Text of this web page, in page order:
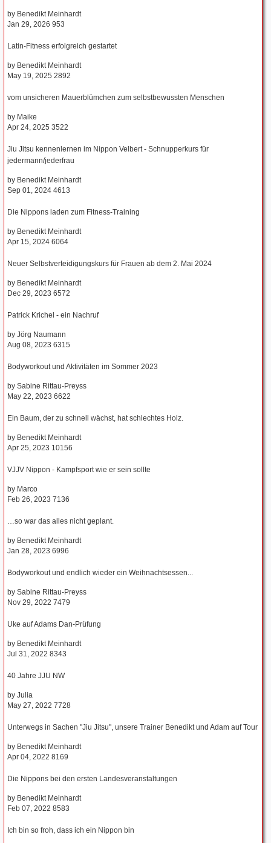
by Benedikt Meinhardt
Jan 29, 2026 953
Latin-Fitness erfolgreich gestartet
by Benedikt Meinhardt
May 19, 2025 2892
vom unsicheren Mauerblümchen zum selbstbewussten Menschen
by Maike
Apr 24, 2025 3522
Jiu Jitsu kennenlernen im Nippon Velbert - Schnupperkurs für
jedermann/jederfrau
by Benedikt Meinhardt
Sep 01, 2024 4613
Die Nippons laden zum Fitness-Training
by Benedikt Meinhardt
Apr 15, 2024 6064
Neuer Selbstverteidigungskurs für Frauen ab dem 2. Mai 2024
by Benedikt Meinhardt
Dec 29, 2023 6572
Patrick Krichel - ein Nachruf
by Jörg Naumann
Aug 08, 2023 6315
Bodyworkout und Aktivitäten im Sommer 2023
by Sabine Rittau-Preyss
May 22, 2023 6622
Ein Baum, der zu schnell wächst, hat schlechtes Holz.
by Benedikt Meinhardt
Apr 25, 2023 10156
VJJV Nippon - Kampfsport wie er sein sollte
by Marco
Feb 26, 2023 7136
…so war das alles nicht geplant.
by Benedikt Meinhardt
Jan 28, 2023 6996
Bodyworkout und endlich wieder ein Weihnachtsessen...
by Sabine Rittau-Preyss
Nov 29, 2022 7479
Uke auf Adams Dan-Prüfung
by Benedikt Meinhardt
Jul 31, 2022 8343
40 Jahre JJU NW
by Julia
May 27, 2022 7728
Unterwegs in Sachen "Jiu Jitsu", unsere Trainer Benedikt und Adam auf Tour
by Benedikt Meinhardt
Apr 04, 2022 8169
Die Nippons bei den ersten Landesveranstaltungen
by Benedikt Meinhardt
Feb 07, 2022 8583
Ich bin so froh, dass ich ein Nippon bin